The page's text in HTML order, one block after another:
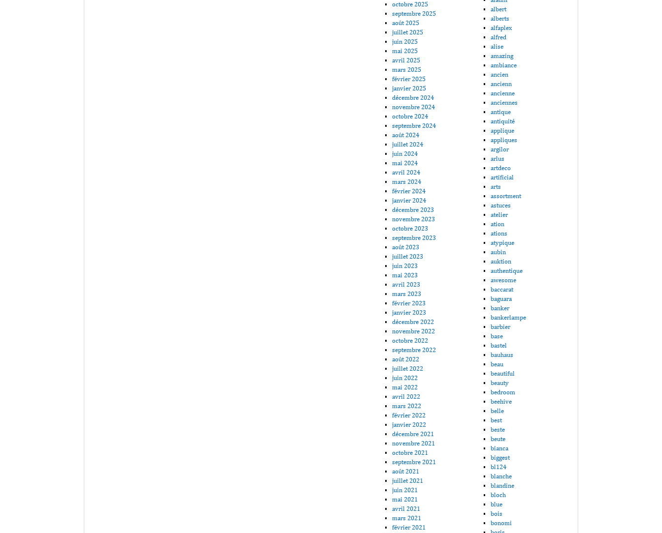
octobre 2025
septembre 2025
août 2025
juillet 2025
juin 2025
mai 2025
avril 2025
mars 2025
février 2025
janvier 2025
décembre 2024
novembre 2024
octobre 2024
septembre 2024
août 2024
juillet 2024
juin 2024
mai 2024
avril 2024
mars 2024
février 2024
janvier 2024
décembre 2023
novembre 2023
octobre 2023
septembre 2023
août 2023
juillet 2023
juin 2023
mai 2023
avril 2023
mars 2023
février 2023
janvier 2023
décembre 2022
novembre 2022
octobre 2022
septembre 2022
août 2022
juillet 2022
juin 2022
mai 2022
avril 2022
mars 2022
février 2022
janvier 2022
décembre 2021
novembre 2021
octobre 2021
septembre 2021
août 2021
juillet 2021
juin 2021
mai 2021
avril 2021
mars 2021
février 2021
albert
alberts
alfaplex
alfred
alise
amazing
ambiance
ancien
ancienn
ancienne
anciennes
antique
antiquité
applique
appliques
argilor
arlus
artdeco
artificial
arts
assortment
astuces
atelier
ation
ations
atypique
aubin
auktion
authentique
awesome
baccarat
baguara
banker
bankerlampe
barbier
base
bastel
bauhaus
beau
beautiful
beauty
bedroom
beehive
belle
best
beste
beute
bianca
biggest
bl124
blanche
blandine
bloch
blue
bois
bonomi